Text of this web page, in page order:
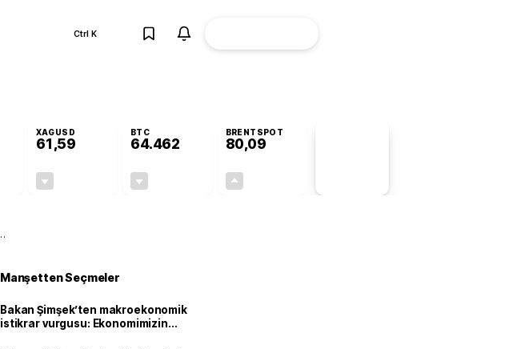
Ctrl K
XAGUSD
61,59
BTC
64.462
BRENTSPOT
80,09
Manşetten Seçmeler
Bakan Şimşek’ten makroekonomik
istikrar vurgusu: Ekonomimizin